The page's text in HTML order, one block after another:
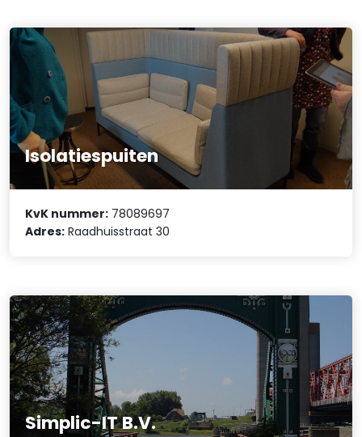
Isolatiespuiten
KvK nummer: 78089697
Adres: Raadhuisstraat 30
Simplic-IT B.V.